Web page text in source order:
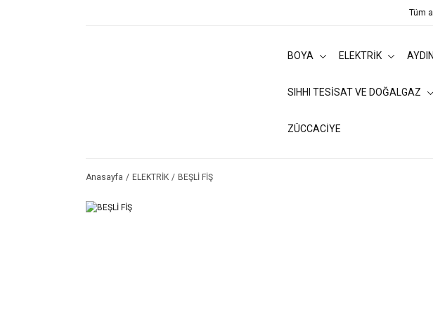
Tüm
BOYA ELEKTRİK
SIHHI TESİSAT VE DOĞALGAZ
ZÜCCACİYE
Anasayfa ELEKTRİK BEŞLİ FİŞ